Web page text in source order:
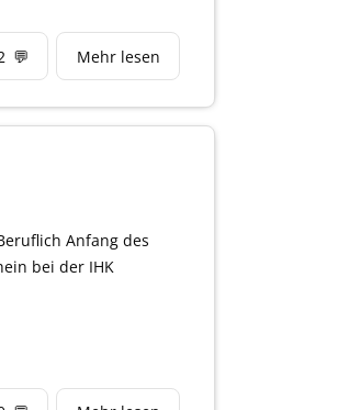
💬 Mehr lesen
Anfang des
bei der IHK